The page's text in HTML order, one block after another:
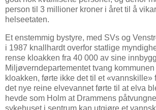
person til 3 millioner kroner i året til å
helseetaten.
Et enstemmig bystyre, med SVs og
i 1987 knallhardt overfor statlige
rense kloakken fra 40 000 av sine
Miljøverndepartementet tvang
kloakken, førte ikke det til et «vannskille»
det nye reine elvevannet førte til at elva
hevde som Holm at Drammens
sykehuset i sentrum kan utgjøre et